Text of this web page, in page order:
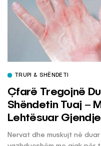
TRUPI & SHËNDETI
Çfarë Tregojnë
Shëndetin Tuaj –
Lehtësuar
Nervat dhe muskujt në